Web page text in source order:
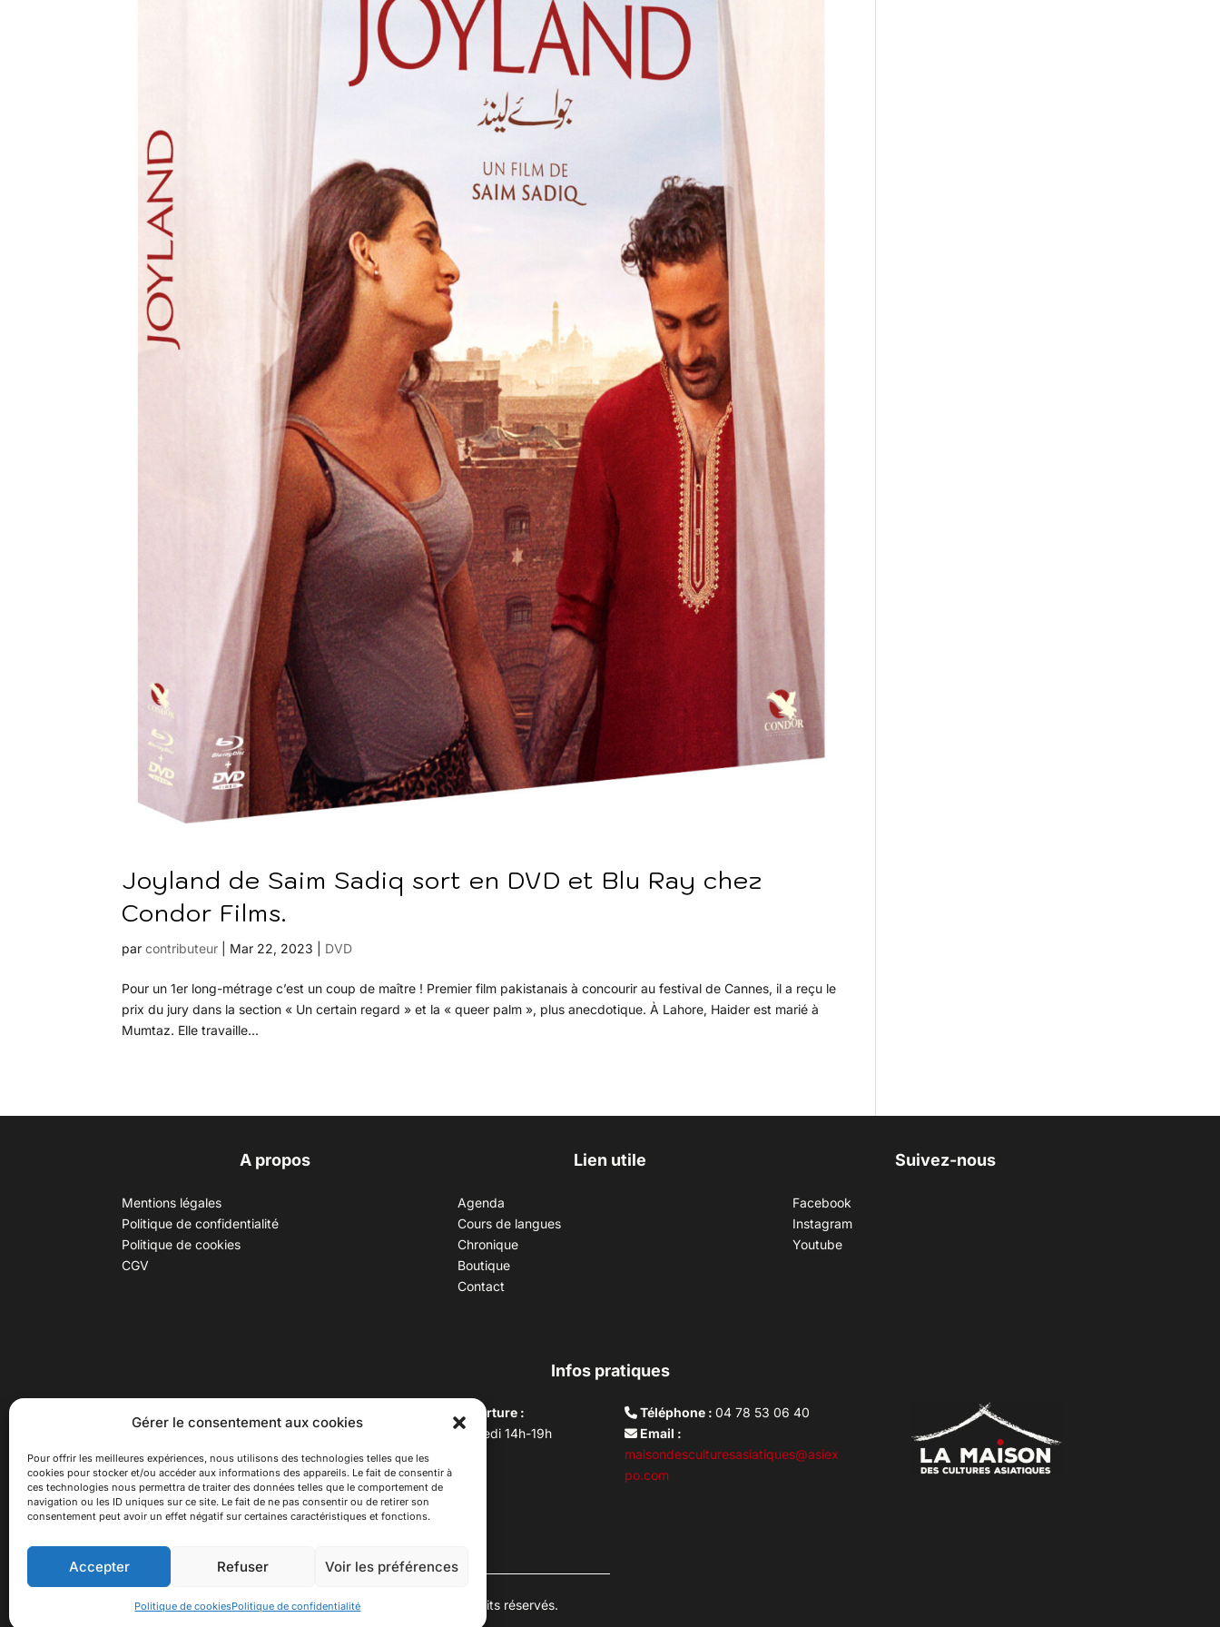
Gérer le consentement aux cookies
Pour offrir les meilleures expériences, nous utilisons des technologies telles que les
cookies pour stocker et/ou accéder aux informations des appareils. Le fait de consentir à
ces technologies nous permettra de traiter des données telles que le comportement de
navigation ou les ID uniques sur ce site. Le fait de ne pas consentir ou de retirer son
consentement peut avoir un effet négatif sur certaines caractéristiques et fonctions.
Accepter Refuser Voir les préférences
Politique de cookiesPolitique de confidentialité
Joyland de Saim Sadiq sort en DVD et Blu Ray chez
Condor Films.
parcontributeur Mar 22, 2023 DVD
Pour un 1er long-métrage c’est un coup de maître ! Premier film pakistanais à concourir au festival de Cannes, il a reçu le
prix du jury dans la section « Un certain regard » et la « queer palm », plus anecdotique. À Lahore, Haider est marié à
Mumtaz. Elle travaille...
A propos
Mentions légales
Politique de confidentialité
Politique de cookies
CGV
Lien utile
Agenda
Cours de langues
Chronique
Boutique
Contact
Suivez-nous
Facebook
Instagram
Youtube
Infos pratiques
(adresse postale : 62 rue St
Maximin, 69003 Lyon)
à 100 mètres du métro D Monplaisir
Lumière, T3 Dauphiné Lacassagne,
bus C16 Dr Rebatel
Horaires d’ouverture :
Du mardi au vendredi 14h-19h
Samedi 10h –17h
Fermeture lundi
Téléphone :04 78 53 06 40
Email :
maisondesculturesasiatiques@asiex
po.com
© 2026 Asiexpo — Maison des Cultures Asiatiques. Tous droits réservés.